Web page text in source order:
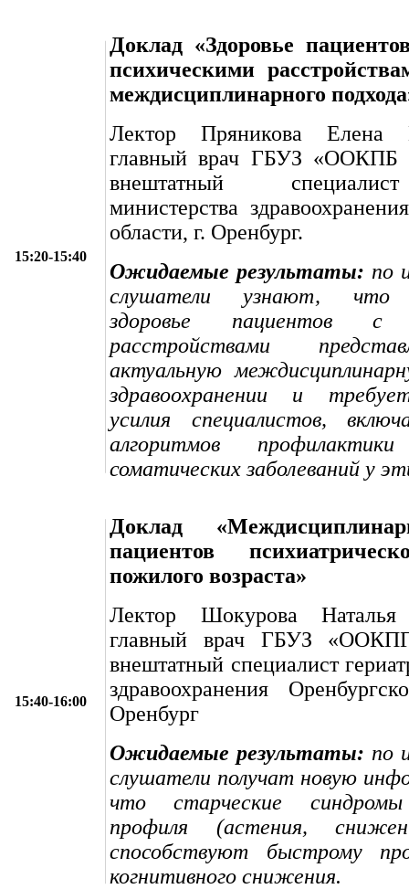
15:20-15:40
Доклад «Здоровье
психическими
междисциплинарного
Лектор Пряникова Елена
главный врач ГБУЗ
внештатный
министерства
области, г. Оренбург.
Ожидаемые результаты: по
слушатели узнают, что
здоровье пациентов с
расстройствами
актуальную
здравоохранении и
усилия специалистов,
алгоритмов
соматических заболеваний у
15:40-16:00
Доклад
пациентов
пожилого возраста»
Лектор Шокурова
главный врач ГБУЗ
внештатный специалист
здравоохранения
Оренбург
Ожидаемые результаты: по
слушатели получат новую
что старческие синдромы
профиля (астения,
способствуют быстрому
когнитивного снижения.